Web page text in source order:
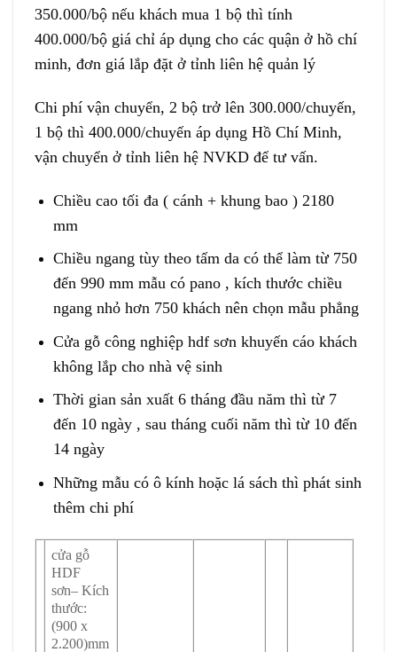
350.000/bộ nếu khách mua 1 bộ thì tính
400.000/bộ giá chỉ áp dụng cho các quận ở hồ chí
minh, đơn giá lắp đặt ở tỉnh liên hệ quản lý
Chi phí vận chuyển, 2 bộ trở lên 300.000/chuyến,
1 bộ thì 400.000/chuyến áp dụng Hồ Chí Minh,
vận chuyển ở tỉnh liên hệ NVKD để tư vấn.
Chiều cao tối đa ( cánh + khung bao ) 2180
mm
Chiều ngang tùy theo tấm da có thể làm từ 750
đến 990 mm mẫu có pano , kích thước chiều
ngang nhỏ hơn 750 khách nên chọn mẫu phẳng
Cửa gỗ công nghiệp hdf sơn khuyến cáo khách
không lắp cho nhà vệ sinh
Thời gian sản xuất 6 tháng đầu năm thì từ 7
đến 10 ngày , sau tháng cuối năm thì từ 10 đến
14 ngày
Những mẫu có ô kính hoặc lá sách thì phát sinh
thêm chi phí
cửa gỗ
HDF
sơn– Kích
thước:
(900 x
2.200)mm